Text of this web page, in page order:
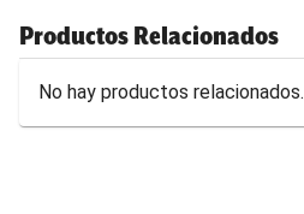
Productos Relacionados
No hay productos relacionados.